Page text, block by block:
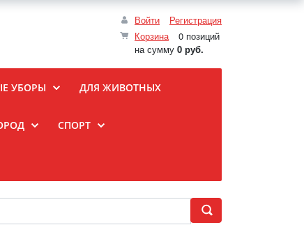
Войти
Регистрация
Корзина
0 позиций
на сумму 0 руб.
УБОРЫ ДЛЯ ЖИВОТНЫХ
СПОРТ